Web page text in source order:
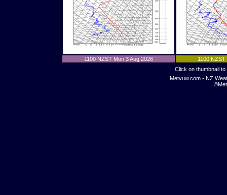
1100 NZST Mon 3 Aug 2026
1100 NZST
Click on thumbnail
Metvuw.com - NZ